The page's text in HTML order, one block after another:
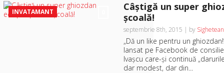
INVATAMANT
Câştigă un super
şcoală!
septembrie 8th, 2015 | by
„Dă un like pentru un
lansat pe Facebook de
Ivaşcu care-şi continuă
dar modest, dar din...